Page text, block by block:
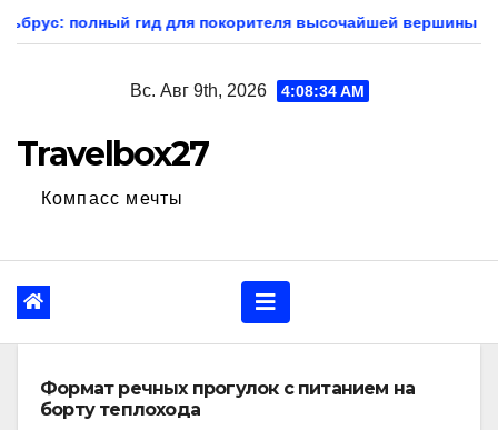
Перейти
покорителя высочайшей вершины Европы
Вс. Авг 9th, 2026 4:08:35 AM
Travelbox27
Компасс мечты
Формат речных прогулок с питанием на
борту теплохода